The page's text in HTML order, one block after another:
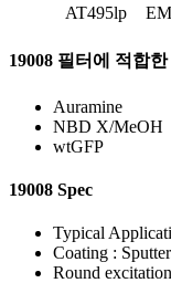
AT495lp
EM
19008 필터에 적합
Auramine
NBD X/MeOH
wtGFP
19008 Spec
Typical
Coating :
Round